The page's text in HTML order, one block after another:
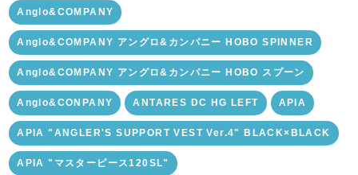
Anglo&COMPANY
Anglo&COMPANY アングロ&カンパニー HOBO SPINNER
Anglo&COMPANY アングロ&カンパニー HOBO スプーン
Anglo&CONPANY ANTARES DC HG LEFT APIA
APIA "ANGLER'S SUPPORT VEST Ver.4" BLACK×BLACK
APIA "マスターピース120SL"